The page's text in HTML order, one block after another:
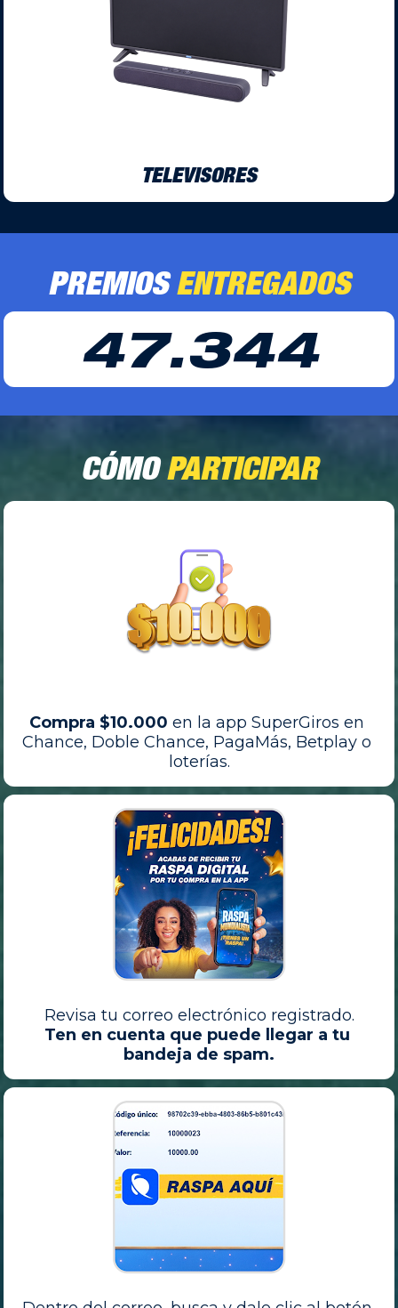
TELEVISORES
PREMIOS ENTREGADOS
47.344
CÓMO PARTICIPAR
Compra $10.000 en la app SuperGiros en
Chance, Doble Chance, PagaMás, Betplay o
loterías.
Revisa tu correo electrónico registrado.
Ten en cuenta que puede llegar a tu
bandeja de spam.